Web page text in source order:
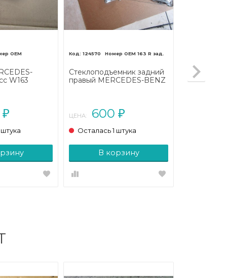
W163
₽
124570 163 R зад.
Стеклоподъемник задний
правый MERCEDES-BENZ
ЦЕНА: 600 ₽
Осталась 1 штука
В корзину